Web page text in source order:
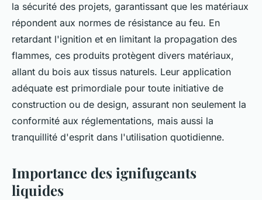
la sécurité des projets, garantissant que les matériaux
répondent aux normes de résistance au feu. En
retardant l'ignition et en limitant la propagation des
flammes, ces produits protègent divers matériaux,
allant du bois aux tissus naturels. Leur application
adéquate est primordiale pour toute initiative de
construction ou de design, assurant non seulement la
conformité aux réglementations, mais aussi la
tranquillité d'esprit dans l'utilisation quotidienne.
Importance des ignifugeants
liquides